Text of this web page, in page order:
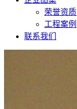
荣誉资质
工程案例
联系我们